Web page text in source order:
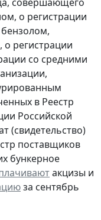
совершающего
о регистрации
регистрации
со средними
в Реестр
Российской
(свидетельство)
поставщиков
бункерное
акцизы и
за сентябрь